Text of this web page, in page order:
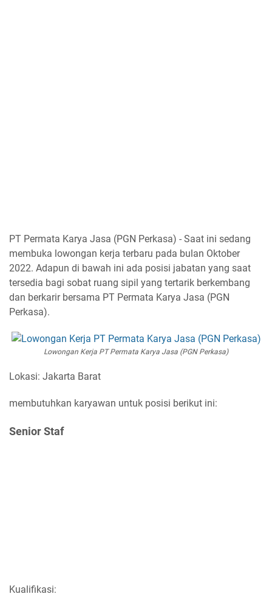
PT Permata Karya Jasa (PGN Perkasa) - Saat ini sedang
membuka lowongan kerja terbaru pada bulan Oktober
2022. Adapun di bawah ini ada posisi jabatan yang saat
tersedia bagi sobat ruang sipil yang tertarik berkembang
dan berkarir bersama PT Permata Karya Jasa (PGN
Perkasa).
Lowongan Kerja PT Permata Karya Jasa (PGN Perkasa)
Lokasi: Jakarta Barat
membutuhkan karyawan untuk posisi berikut ini:
Senior Staf
Kualifikasi: